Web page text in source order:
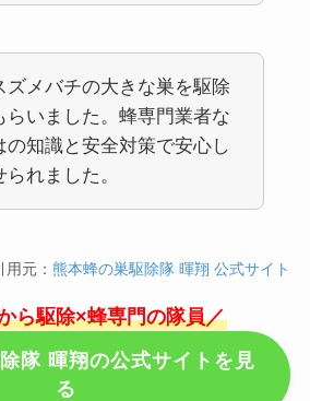
ズメバチの大きな巣を駆除
らいました。蜂専門業者な
の知識と安全対策で安心し
られました。
用元：熊本蜂の巣駆除隊 暉翔 公式サイト
ら駆除×蜂専門の隊員／
隊 暉翔の公式サイトを見
る